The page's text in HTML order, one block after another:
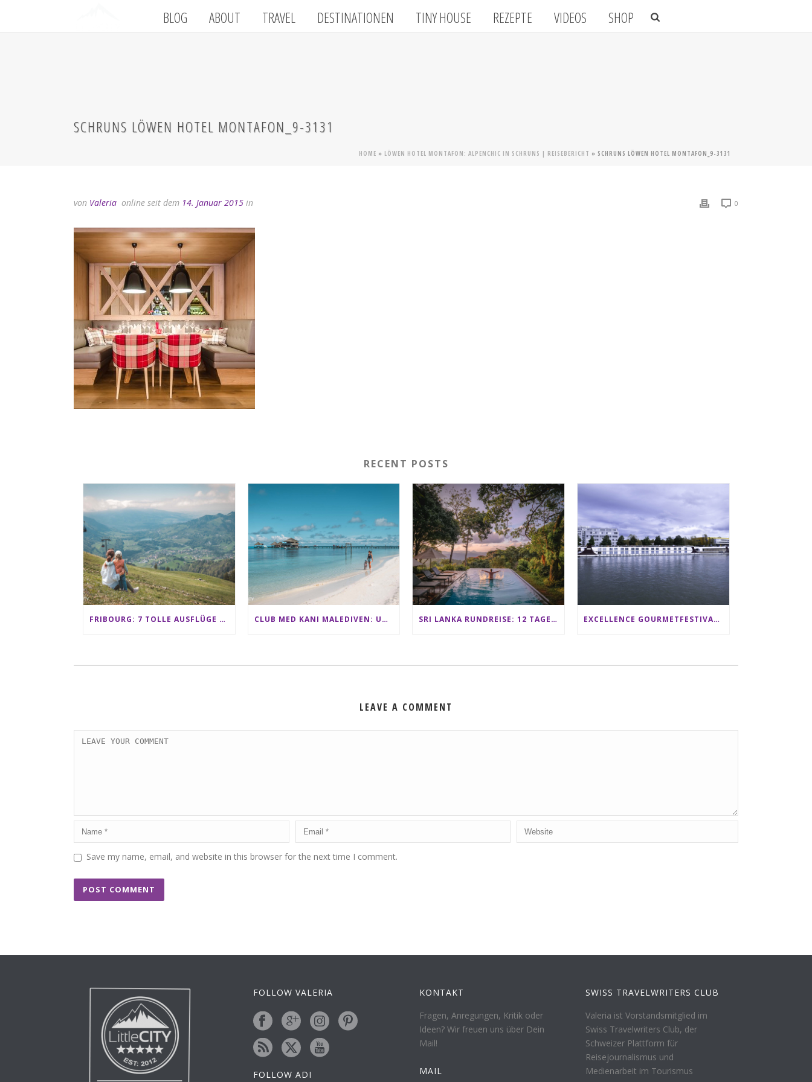
BLOG ABOUT TRAVEL DESTINATIONEN TINY HOUSE REZEPTE VIDEOS SHOP
SCHRUNS LÖWEN HOTEL MONTAFON_9-3131
HOME » LÖWEN HOTEL MONTAFON: ALPENCHIC IN SCHRUNS | REISEBERICHT » SCHRUNS LÖWEN HOTEL MONTAFON_9-3131
von Valeria online seit dem 14. Januar 2015 in 0
RECENT POSTS
FRIBOURG: 7 TOLLE AUSFLÜGE FÜR FAMILIEN VON CHARMEY BIS LES PACCOTS CLUB MED KANI MALEDIVEN: UNSERE ERFAHRUNGEN IM ALL-INCLUSIVE PARADIES SRI LANKA RUNDREISE: 12 TAGE ZWISCHEN ELEFANTEN, TEEPLANTAGEN & STRAND ALS FAMILIE EXCELLENCE GOURMETFESTIVAL ´25: ZWEI STERNEKÖCHE ANTONIO GUIDA & DARIO MORESCO VERWÖHNEN IHRE GÄSTE AUF EINER LUXERIÖSEN SCHIFFSREISE
LEAVE A COMMENT
Save my name, email, and website in this browser for the next time I comment.
FOLLOW VALERIA
FOLLOW ADI
KONTAKT
Fragen, Anregungen, Kritik oder
Ideen? Wir freuen uns über Dein
Mail!
MAIL
SWISS TRAVELWRITERS CLUB
Valeria ist Vorstandsmitglied im
Swiss Travelwriters Club, der
Schweizer Plattform für
Reisejournalismus und
Medienarbeit im Tourismus